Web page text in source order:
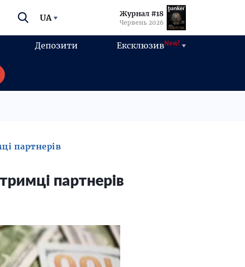
UA Журнал #18
Червень 2026
Депозити ЕксклюзивNew!
партнерів
партнерів